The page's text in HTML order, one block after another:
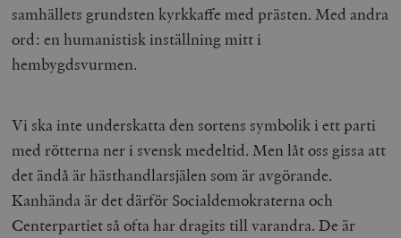
samhällets grundsten kyrkkaffe med prästen. Med andra
ord: en humanistisk inställning mitt i
hembygdsvurmen.
Vi ska inte underskatta den sortens symbolik i ett parti
med rötterna ner i svensk medeltid. Men låt oss gissa att
det ändå är hästhandlarsjälen som är avgörande.
Kanhända är det därför Socialdemokraterna och
Centerpartiet så ofta har dragits till varandra. De är